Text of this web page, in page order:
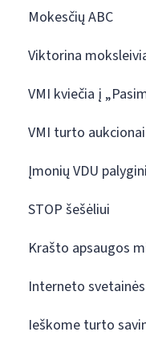
Mokesčių ABC
Viktorina
VMI kviečia į
VMI turto aukcionai
Įmonių VDU
STOP šešėliui
Krašto apsaugos
Interneto
Ieškome turto